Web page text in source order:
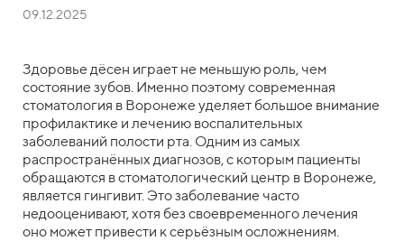
09.12.2025
Здоровье дёсен играет не меньшую роль, чем
состояние зубов. Именно поэтому современная
стоматология в Воронеже уделяет большое внимание
профилактике и лечению воспалительных
заболеваний полости рта. Одним из самых
распространённых диагнозов, с которым пациенты
обращаются в стоматологический центр в Воронеже,
является гингивит. Это заболевание часто
недооценивают, хотя без своевременного лечения
оно может привести к серьёзным осложнениям.